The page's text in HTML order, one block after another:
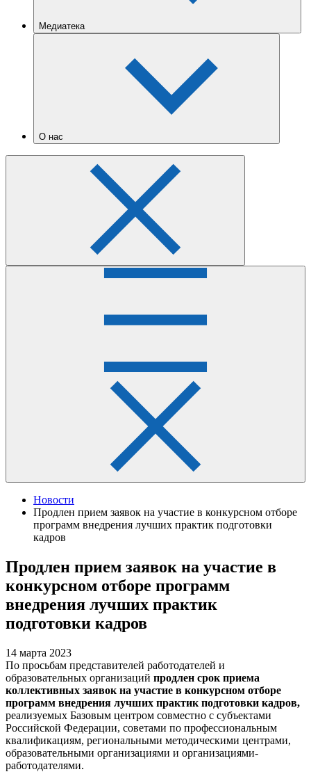
Медиатека
О нас
Новости
Продлен прием заявок на участие в конкурсном отборе
программ внедрения лучших практик подготовки
кадров
Продлен прием заявок на участие в
конкурсном отборе программ
внедрения лучших практик
подготовки кадров
14 марта 2023
По просьбам представителей работодателей и
образовательных организаций продлен срок приема
коллективных заявок на участие в конкурсном отборе
программ внедрения лучших практик подготовки кадров,
реализуемых Базовым центром совместно с субъектами
Российской Федерации, советами по профессиональным
квалификациям, региональными методическими центрами,
образовательными организациями и организациями-
работодателями.